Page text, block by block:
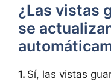
¿Las vistas
se
1. Sí, las vistas